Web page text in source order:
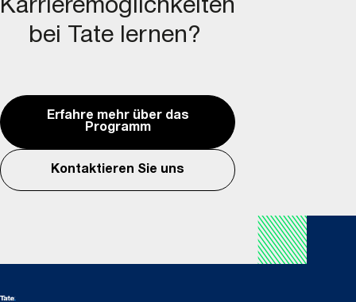
Karrieremöglichkeiten
bei Tate lernen?
Erfahre mehr über das
Programm
Kontaktieren Sie uns